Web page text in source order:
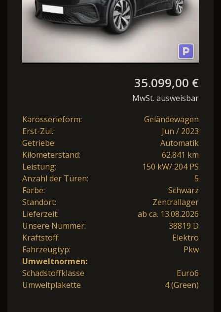
35.099,00 €
MwSt. ausweisbar
Karosserieform:
Geländewagen
Erst-Zul.:
Jun / 2023
Getriebe:
Automatik
Kilometerstand:
62.841 km
Leistung:
150 kW/ 204 PS
Anzahl der Türen:
5
Farbe:
Schwarz
Standort:
Zentrallager
Lieferzeit:
ab ca. 13.08.2026
Unsere Nummer:
38819 D
Kraftstoff:
Elektro
Fahrzeugtyp:
Pkw
Umweltnormen:
Schadstoffklasse
Euro6
Umweltplakette
4 (Green)